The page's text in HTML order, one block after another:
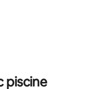
piscine